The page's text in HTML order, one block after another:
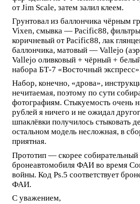
от Jim Scale, затем залил клеем.
Грунтовал из баллончика чёрным
Vixen, смывка — Pacific88,
коричневый от Pacific88, лак
баллончика, матовый — Vallejo
Vallejo оливковый + чёрный +
набора БТ-7 «Восточный
Набор, конечно, «дрова»,
нечитаемая, поэтому по сути
фотографиям. Стыкуемость очень
рублей я ничего и не ожидал
шпаклёвки получилось стыковать
остальном модель несложная, в
приятная.
Прототип — скорее собирательный
бронеавтомобиля ФАИ во время
войны. Код Ps.5 соответствует
ФАИ.
С уважением,